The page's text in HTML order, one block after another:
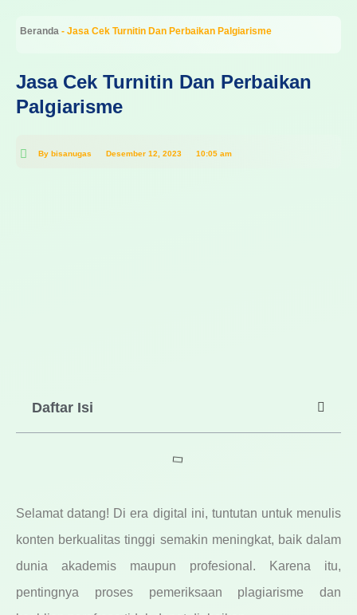
Beranda - Jasa Cek Turnitin Dan Perbaikan Palgiarisme
Jasa Cek Turnitin Dan Perbaikan
Palgiarisme
By bisanugas Desember 12, 2023 10:05 am
Daftar Isi
Selamat datang! Di era digital ini, tuntutan untuk menulis
konten berkualitas tinggi semakin meningkat, baik dalam
dunia akademis maupun profesional. Karena itu,
pentingnya proses pemeriksaan plagiarisme dan